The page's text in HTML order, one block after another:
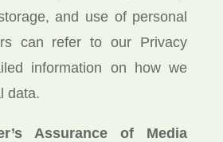
and use of personal
can refer to our Privacy
information on how we
data.
Assurance of Media